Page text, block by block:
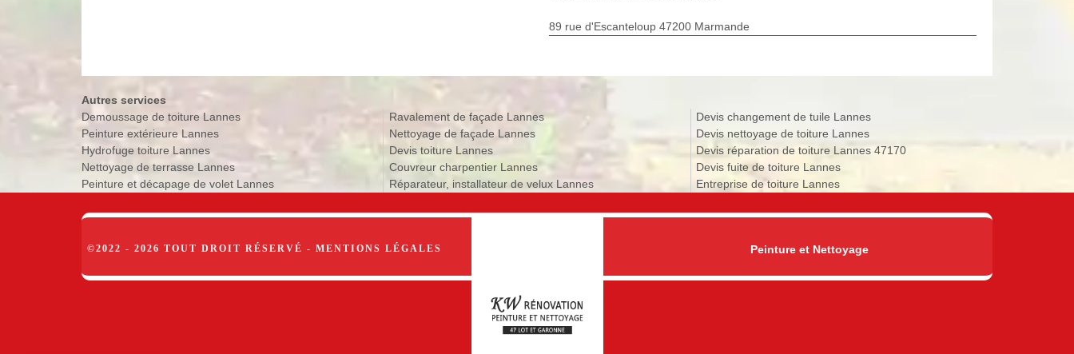
89 rue d'Escanteloup 47200 Marmande
Autres services
Demoussage de toiture Lannes
Peinture extérieure Lannes
Hydrofuge toiture Lannes
Nettoyage de terrasse Lannes
Peinture et décapage de volet Lannes
Ravalement de façade Lannes
Nettoyage de façade Lannes
Devis toiture Lannes
Couvreur charpentier Lannes
Réparateur, installateur de velux Lannes
Devis changement de tuile Lannes
Devis nettoyage de toiture Lannes
Devis réparation de toiture Lannes 47170
Devis fuite de toiture Lannes
Entreprise de toiture Lannes
©2022 - 2026 TOUT DROIT RÉSERVÉ - MENTIONS LÉGALES Peinture et Nettoyage